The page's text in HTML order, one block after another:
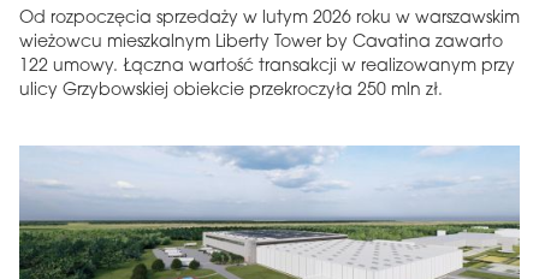
Od rozpoczęcia sprzedaży w lutym 2026 roku w warszawskim
wieżowcu mieszkalnym Liberty Tower by Cavatina zawarto
122 umowy. Łączna wartość transakcji w realizowanym przy
ulicy Grzybowskiej obiekcie przekroczyła 250 mln zł.